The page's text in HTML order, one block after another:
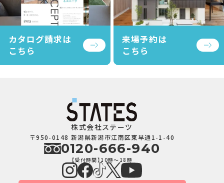
カタログ請求は
こちら
来場予約は
こちら
株式会社ステーツ
〒950-0148 新潟県新潟市江南区東早通1-1-40
0120-666-940
【受付時間】10時～18時